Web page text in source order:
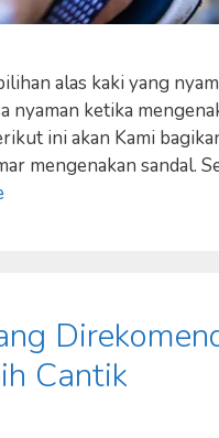
alas kaki yang
nyaman ketika
ini akan Kami
mengenakan sandal.
Cantik